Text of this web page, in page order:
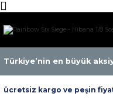
Türkiye’nin en büyük
kargo ve peşin